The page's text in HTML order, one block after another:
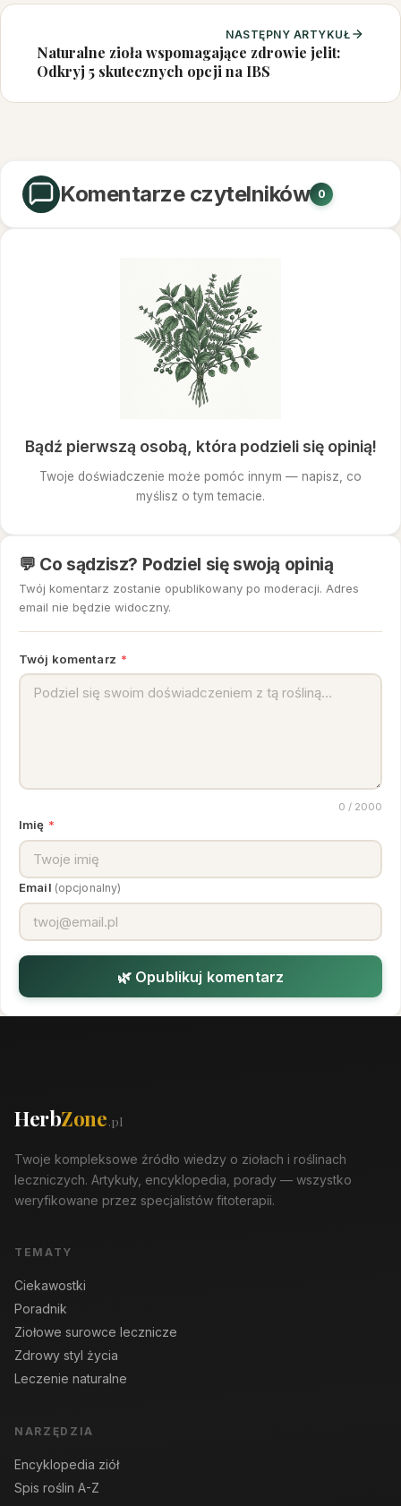
NASTĘPNY ARTYKUŁ
Naturalne zioła wspomagające zdrowie jelit:
Odkryj 5 skutecznych opcji na IBS
Komentarze czytelników 0
Bądź pierwszą osobą, która podzieli się opinią!
Twoje doświadczenie może pomóc innym — napisz, co
myślisz o tym temacie.
💬 Co sądzisz? Podziel się swoją opinią
Twój komentarz zostanie opublikowany po moderacji. Adres
email nie będzie widoczny.
Twój komentarz *
0 / 2000
Imię *
Email (opcjonalny)
🌿 Opublikuj komentarz
HerbZone.pl
Twoje kompleksowe źródło wiedzy o ziołach i roślinach
leczniczych. Artykuły, encyklopedia, porady — wszystko
weryfikowane przez specjalistów fitoterapii.
TEMATY
Ciekawostki
Poradnik
Ziołowe surowce lecznicze
Zdrowy styl życia
Leczenie naturalne
NARZĘDZIA
Encyklopedia ziół
Spis roślin A-Z